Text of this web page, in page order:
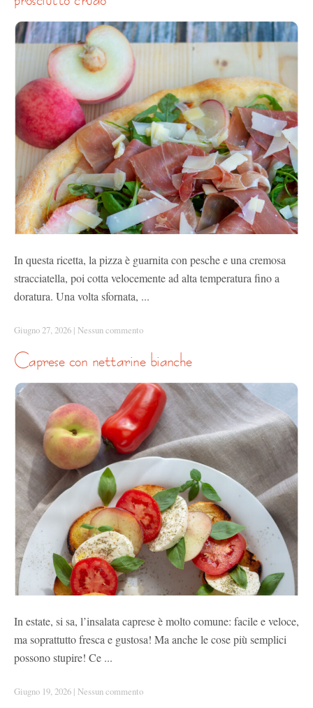
In questa ricetta, la pizza è guarnita con pesche e una cremosa
stracciatella, poi cotta velocemente ad alta temperatura fino a
doratura. Una volta sfornata, ...
Giugno 27, 2026 | Nessun commento
caprese con nettarine bianche
In estate, si sa, l’insalata caprese è molto comune: facile e veloce,
ma soprattutto fresca e gustosa! Ma anche le cose più semplici
possono stupire! Ce ...
Giugno 19, 2026 | Nessun commento